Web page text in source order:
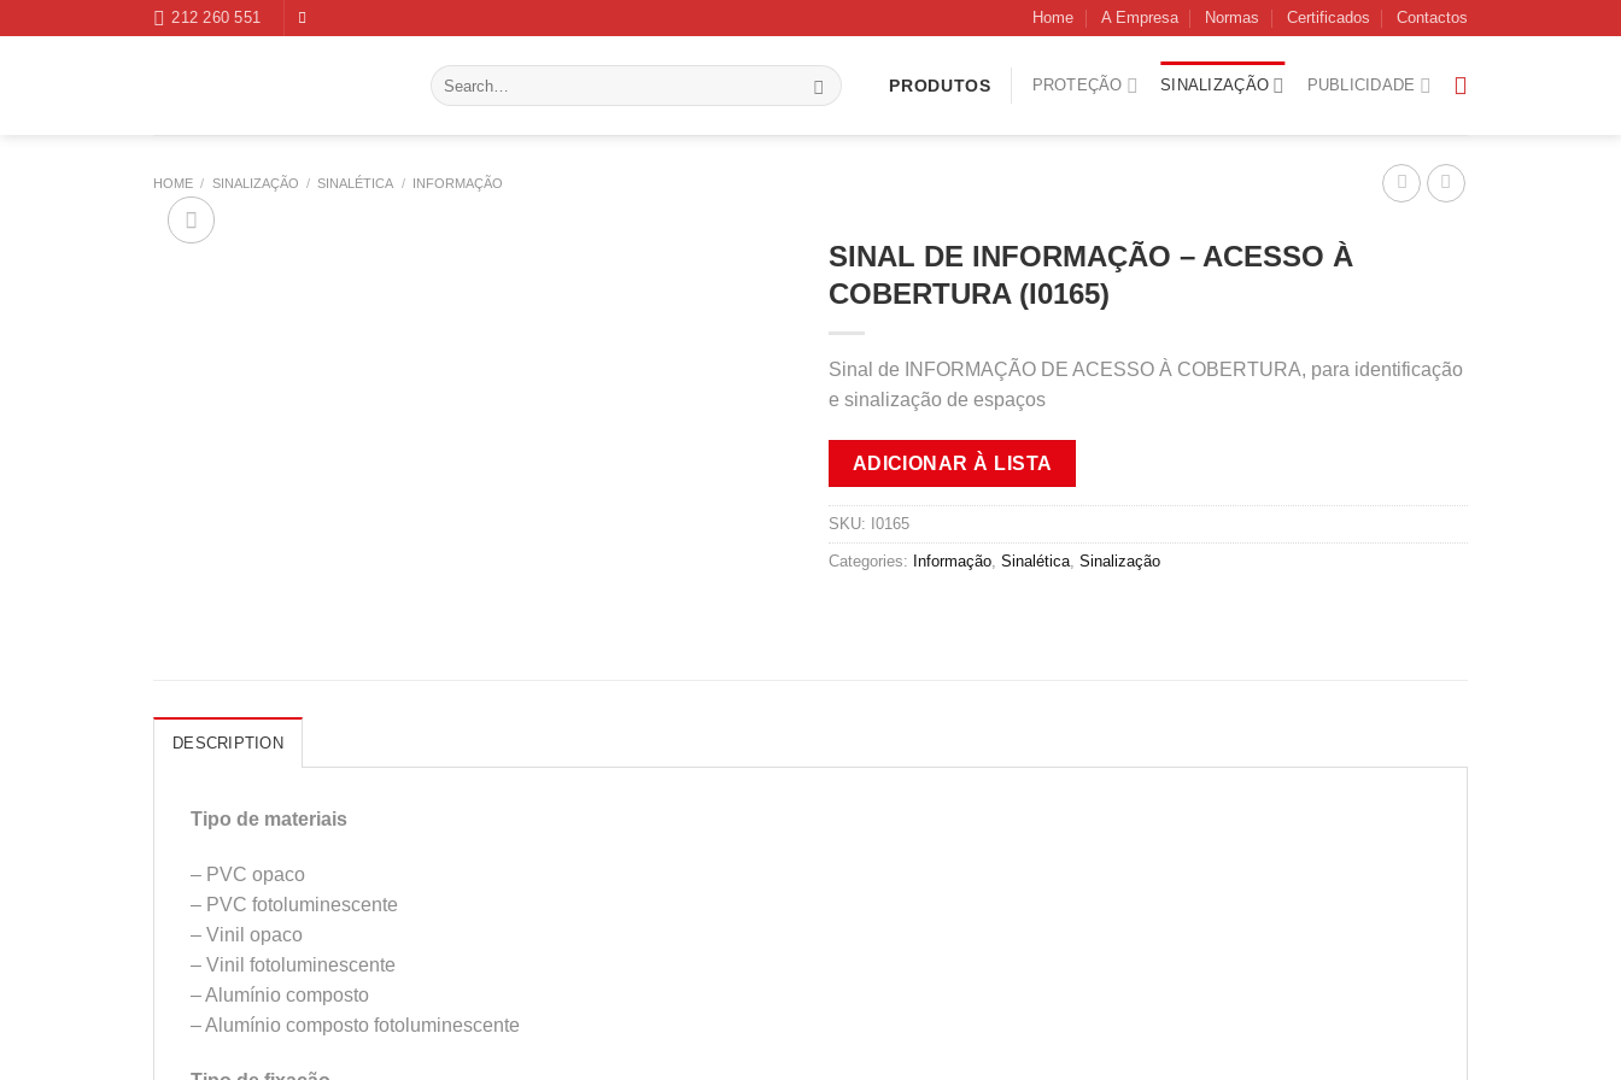
212 260 551 Home A Empresa Normas Certificados Contactos
Search
for:
PRODUTOS PROTEÇÃO SINALIZAÇÃO PUBLICIDADE
HOME / SINALIZAÇÃO / SINALÉTICA / INFORMAÇÃO
SINAL DE INFORMAÇÃO – ACESSO À
COBERTURA (I0165)
Sinal de INFORMAÇÃO DE ACESSO À COBERTURA, para identificação
e sinalização de espaços
ADICIONAR À LISTA
SKU: I0165
Categories: Informação, Sinalética, Sinalização
DESCRIPTION
Tipo de materiais
– PVC opaco
– PVC fotoluminescente
– Vinil opaco
– Vinil fotoluminescente
– Alumínio composto
– Alumínio composto fotoluminescente